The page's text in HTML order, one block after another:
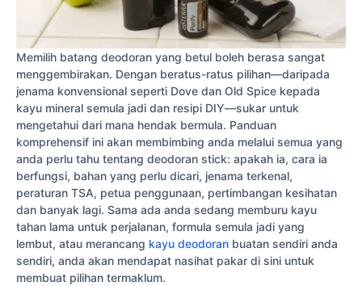
Memilih batang deodoran yang betul boleh berasa sangat
menggembirakan. Dengan beratus-ratus pilihan—daripada
jenama konvensional seperti Dove dan Old Spice kepada
kayu mineral semula jadi dan resipi DIY—sukar untuk
mengetahui dari mana hendak bermula. Panduan
komprehensif ini akan membimbing anda melalui semua yang
anda perlu tahu tentang deodoran stick: apakah ia, cara ia
berfungsi, bahan yang perlu dicari, jenama terkenal,
peraturan TSA, petua penggunaan, pertimbangan kesihatan
dan banyak lagi. Sama ada anda sedang memburu kayu
tahan lama untuk perjalanan, formula semula jadi yang
lembut, atau merancang kayu deodoran buatan sendiri anda
sendiri, anda akan mendapat nasihat pakar di sini untuk
membuat pilihan termaklum.